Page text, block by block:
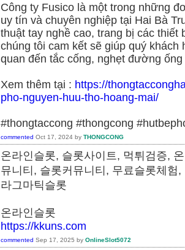
Công ty Fusico là một trong những
uy tín và chuyên nghiệp tại Hai Bà
thuật tay nghề cao, trang bị các thiết
chúng tôi cam kết sẽ giúp quý
quan đến tắc cống, nghẹt đường
Xem thêm tại : https://
pho-nguyen-huu-tho-hoang-mai/
#thongtaccong #thongcong
commented Oct 17, 2024 by THONGCONG
온라인슬롯, 슬롯사이트, 먹튀검증,
뮤니티, 슬롯커뮤니티, 무료슬롯체험
라그마틱슬롯
온라인슬롯
https://kkuns.com
commented Sep 17, 2025 by OnlineSlot5072